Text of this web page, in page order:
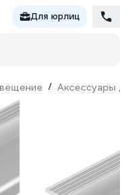
Для юрлиц
/ Аксессуары